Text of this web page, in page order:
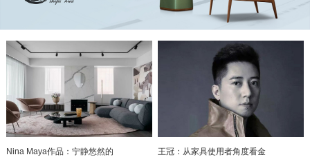
Nina Maya作品：宁静悠然的
王冠：从家具使用者角度看金